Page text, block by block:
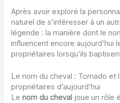
Après avoir exploré la
naturel de s’intéresser à un
légende : la manière dont le
influencent encore aujourd’hui
propriétaires lorsqu’ils
Le nom du cheval : Tornado et
propriétaires d’aujourd’hui
Lenom du cheval joue un rôle